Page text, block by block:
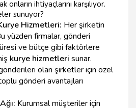
ihtiyaçlarını karşılıyor.
sunuyor?
Hizmetleri: Her şirketin
yüzden firmalar, gönderi
ve bütçe gibi faktörlere
kurye hizmetleri sunar.
olan şirketler için özel
gönderi avantajları
Kurumsal müşteriler için